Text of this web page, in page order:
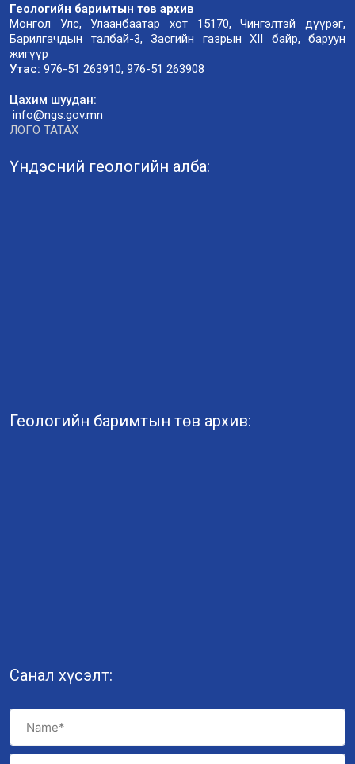
Геологийн баримтын төв архив
Монгол Улс, Улаанбаатар хот 15170, Чингэлтэй дүүрэг,
Барилгачдын талбай-3, Засгийн газрын XII байр, баруун
жигүүр
Утас: 976-51 263910, 976-51 263908
Цахим шуудан:
info@ngs.gov.mn
ЛОГО ТАТАХ
Үндэсний геологийн алба:
Геологийн баримтын төв архив:
Санал хүсэлт: